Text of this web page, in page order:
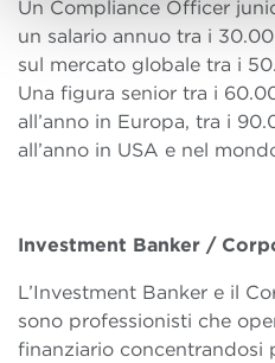
Un Compliance Officer
un salario annuo tra i
sul mercato globale tra i
Una figura senior tra i
all’anno in Europa, tra i
all’anno in USA e nel
Investment Banker /
L’Investment Banker e il
sono professionisti che
finanziario concentrandosi